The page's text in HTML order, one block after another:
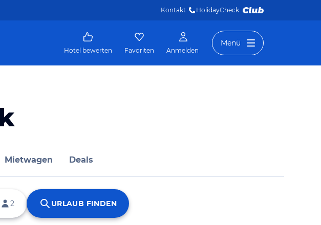
Kontakt HolidayCheck
Hotel bewerten Favoriten Anmelden
Menü
Mietwagen Deals